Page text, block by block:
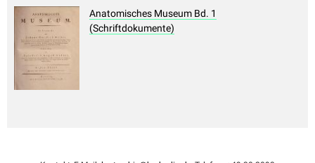
Anatomisches Museum Bd. 1
(Schriftdokumente)